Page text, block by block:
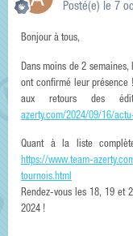
Posté(e) le 7
Bonjour à tous,
Dans moins de 2
ont confirmé leur
aux retours des
azerty.com/2024/09/16/
Quant à la liste
https://www.team-
tournois.html
Rendez-vous les 18, 19 et
2024 !